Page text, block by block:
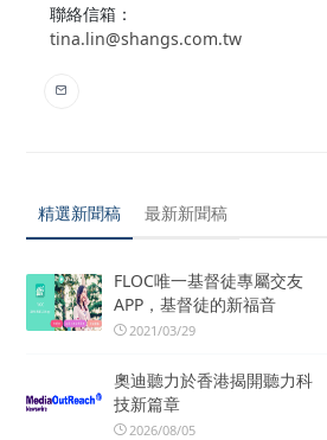
聯絡信箱：
tina.lin@shangs.com.tw
精選新聞稿 最新新聞稿
FLOC唯一基督徒專屬交友
APP，基督徒的新福音
2021/03/29
奧迪聽力於香港揭開聽力科
技新篇章
2026/08/05